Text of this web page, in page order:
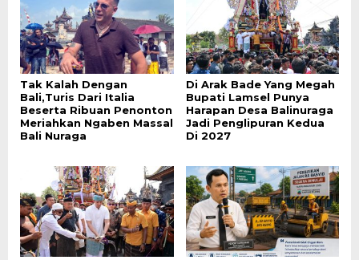
Tak Kalah Dengan
Bali,Turis Dari Italia
Beserta Ribuan Penonton
Meriahkan Ngaben Massal
Bali Nuraga
Di Arak Bade Yang Megah
Bupati Lamsel Punya
Harapan Desa Balinuraga
Jadi Penglipuran Kedua
Di 2027